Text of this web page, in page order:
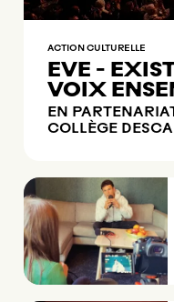
ACTION CULTURELLE
EVE -
VOIX
EN
COLLÈGE